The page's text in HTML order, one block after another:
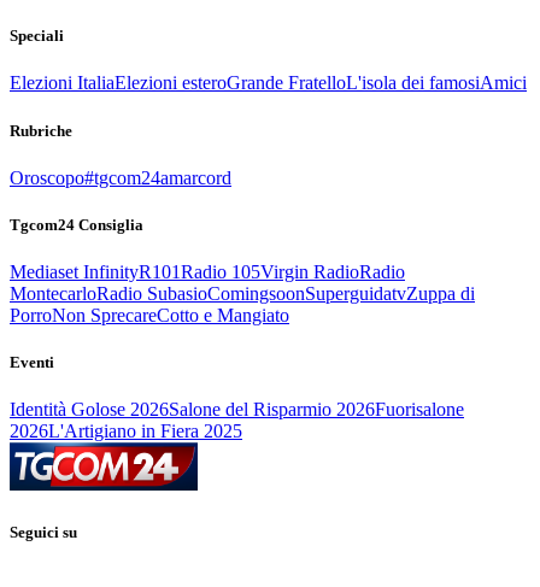
Speciali
Elezioni ItaliaElezioni esteroGrande FratelloL'isola dei famosiAmici
Rubriche
Oroscopo#tgcom24amarcord
Tgcom24 Consiglia
Mediaset InfinityR101Radio 105Virgin RadioRadio
MontecarloRadio SubasioComingsoonSuperguidatvZuppa di
PorroNon SprecareCotto e Mangiato
Eventi
Identità Golose 2026Salone del Risparmio 2026Fuorisalone
2026L'Artigiano in Fiera 2025
Seguici su